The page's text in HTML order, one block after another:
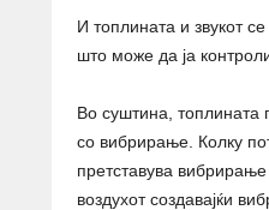
И топлината и звукот
што може да ја
Во суштина, топлината
со вибрирање. Колку
претставува
воздухот создавајќи